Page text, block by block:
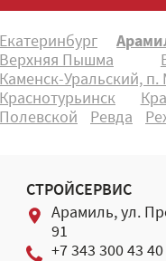
Екатеринбург
Верхняя Пышма
Каменск-Уральский,
Краснотурьинск
Полевской
Ревда
СТРОЙСЕРВИС
Арамиль, ул.
91
+7 343 300 43 40